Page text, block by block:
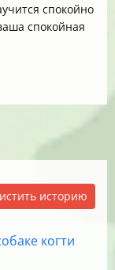
спокойно
спокойная
историю
когти